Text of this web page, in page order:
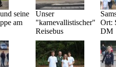
seine
am
Unser
"karnevallistischer"
Reisebus
Ort:
DM